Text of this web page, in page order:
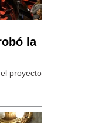
la
proyecto